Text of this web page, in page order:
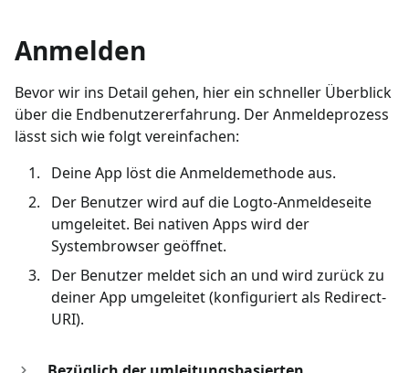
Anmelden
Bevor wir ins Detail gehen, hier ein schneller Überblick
über die Endbenutzererfahrung. Der Anmeldeprozess
lässt sich wie folgt vereinfachen:
Deine App löst die Anmeldemethode aus.
Der Benutzer wird auf die Logto-Anmeldeseite
umgeleitet. Bei nativen Apps wird der
Systembrowser geöffnet.
Der Benutzer meldet sich an und wird zurück zu
deiner App umgeleitet (konfiguriert als Redirect-
URI).